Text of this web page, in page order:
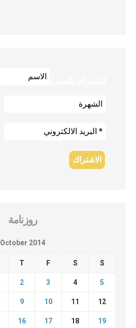
روزنامة
October 2014
T F S S
2 3 4 5
9 10 11 12
16 17 18 19